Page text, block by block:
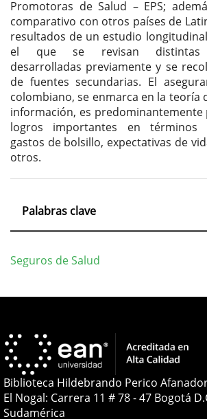
Promotoras de Salud – EPS;
comparativo con otros países de
resultados de un estudio
el que se revisan distintas
desarrolladas previamente y se
de fuentes secundarias. El
colombiano, se enmarca en la teoría
información, es predominantemente
logros importantes en términos
gastos de bolsillo, expectativas de
otros.
Palabras clave
Seguros de Salud
Detalles
artículo
Biblioteca Hildebrando Perico
El Nogal: Carrera 11 # 78 - 47 Bogotá
Sudamérica